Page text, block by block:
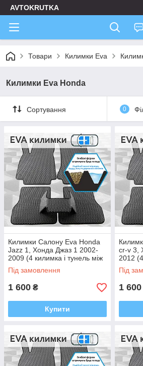
AVTOKRUTKA
Товари Килимки Eva
Килимки Eva Honda
Сортування 0
Килимки Салону Eva Honda
Jazz 1, Хонда Джаз 1 2002-
2009 (4 килимка і тунель між
задніми, багато кольорів Ева,
Єва)
Під замовлення
1 600 ₴
Купити
cr-v 3,
2012
Єва)
Під
1 600